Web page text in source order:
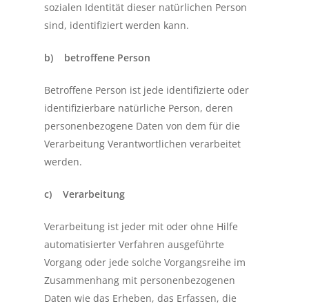
sozialen Identität dieser natürlichen Person
sind, identifiziert werden kann.
b) betroffene Person
Betroffene Person ist jede identifizierte oder
identifizierbare natürliche Person, deren
personenbezogene Daten von dem für die
Verarbeitung Verantwortlichen verarbeitet
werden.
c) Verarbeitung
Verarbeitung ist jeder mit oder ohne Hilfe
automatisierter Verfahren ausgeführte
Vorgang oder jede solche Vorgangsreihe im
Zusammenhang mit personenbezogenen
Daten wie das Erheben, das Erfassen, die